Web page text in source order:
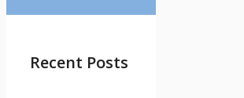
Recent Posts